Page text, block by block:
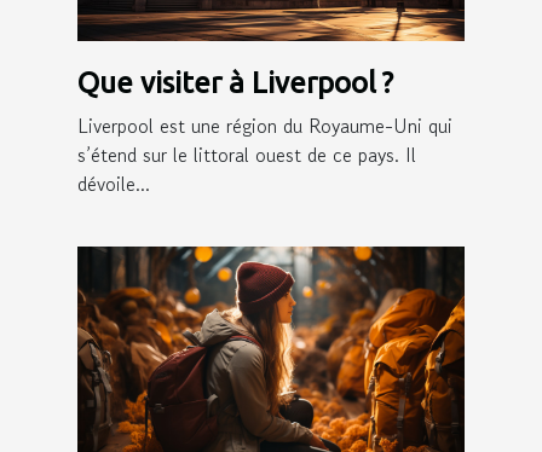
Que visiter à Liverpool ?
Liverpool est une région du Royaume-Uni qui
s’étend sur le littoral ouest de ce pays. Il
dévoile...